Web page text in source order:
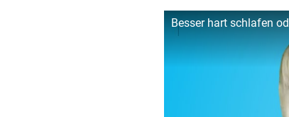
Besser hart schlafen